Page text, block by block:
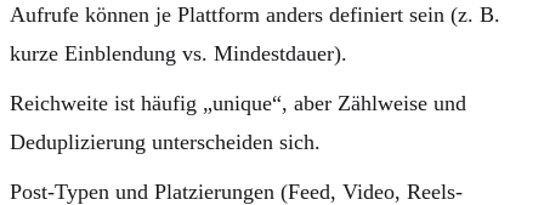
Aufrufe können je Plattform anders definiert sein (z. B.
kurze Einblendung vs. Mindestdauer).
Reichweite ist häufig „unique“, aber Zählweise und
Deduplizierung unterscheiden sich.
Post-Typen und Platzierungen (Feed, Video, Reels-